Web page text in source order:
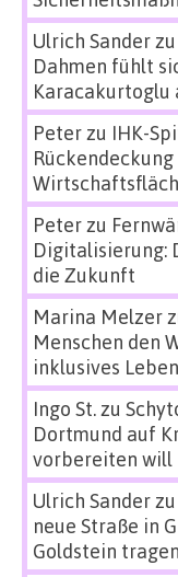
Ulrich Sanderzu
Dahmen fühlt
Karacakurtoglu
Peterzu IHK-
Peterzu
Digitalisierung:
die Zukunft
Marina Melzer
Menschen den
inklusives Leben
Ingo St.zu
Dortmund auf
vorbereiten will
Ulrich Sanderzu
neue Straße in
Goldstein tragen